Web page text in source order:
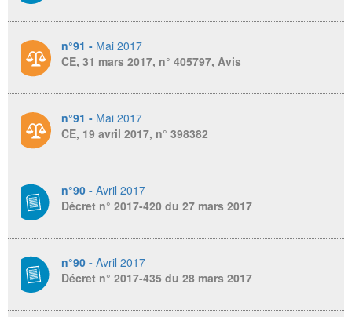
n°91 - Mai 2017
CE, 31 mars 2017, n° 405797, Avis
n°91 - Mai 2017
CE, 19 avril 2017, n° 398382
n°90 - Avril 2017
Décret n° 2017-420 du 27 mars 2017
n°90 - Avril 2017
Décret n° 2017-435 du 28 mars 2017